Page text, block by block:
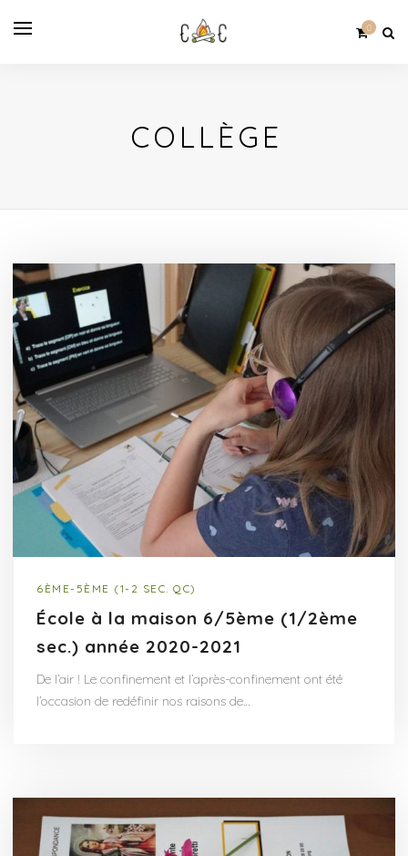
0
COLLÈGE
6ÈME-5ÈME (1-2 SEC. QC)
École à la maison 6/5ème (1/2ème
sec.) année 2020-2021
De l’air ! Le confinement et l’après-confinement ont été
l’occasion de redéfinir nos raisons de…